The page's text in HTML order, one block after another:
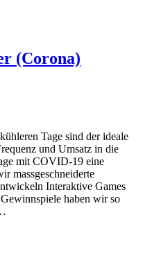
(Corona)
Tage sind der ideale
und Umsatz in die
mit COVID-19 eine
massgeschneiderte
Interaktive Games
haben wir so